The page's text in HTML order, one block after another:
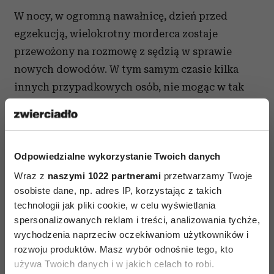
Odpowiedzialne wykorzystanie Twoich danych
Wraz z naszymi 1022 partnerami przetwarzamy Twoje
osobiste dane, np. adres IP, korzystając z takich
technologii jak pliki cookie, w celu wyświetlania
spersonalizowanych reklam i treści, analizowania tychże,
wychodzenia naprzeciw oczekiwaniom użytkowników i
rozwoju produktów. Masz wybór odnośnie tego, kto
używa Twoich danych i w jakich celach to robi.
W nocy, w ogromną nawałnicę, dzień przed
egzekucją, wielokrotny morderca zostaje
przewożony na rozmowę z sędzią w sprawie
nowych dowodów. W tym samym czasie kilka
innych przypadkowych osób, nie mogąc w tak
w małej mieścinie. Tutaj rozpoczyna się wielki